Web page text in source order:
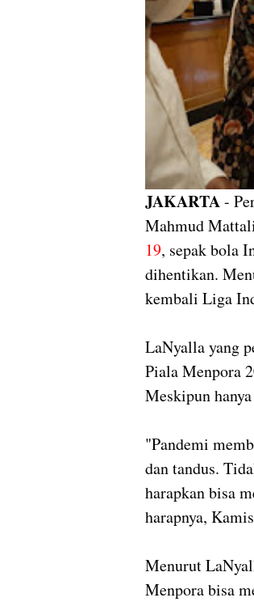
JAKARTA-
Mahmud
19, sepak bola
dihentikan.
kembali Liga
LaNyalla yang
Piala Menpora
Meskipun
"Pandemi
dan tandus.
harapkan bisa
harapnya,
Menurut
Menpora bisa